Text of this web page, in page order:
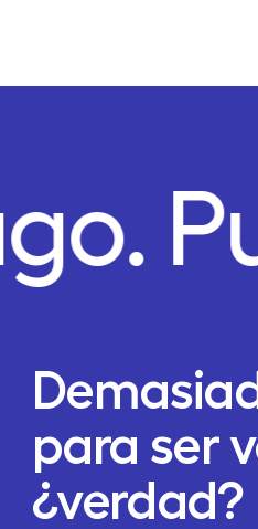
para ser
¿verdad?